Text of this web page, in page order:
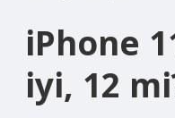
iPhone
iyi, 12